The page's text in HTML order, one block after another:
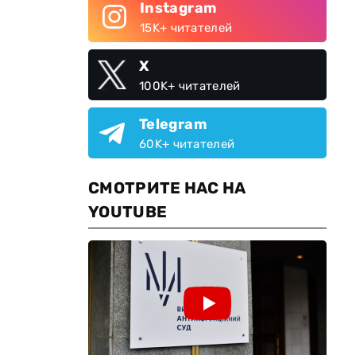
Instagram
15K+ читателей
X
100K+ читателей
Telegram
60K+ читателей
СМОТРИТЕ НАС НА
YOUTUBE